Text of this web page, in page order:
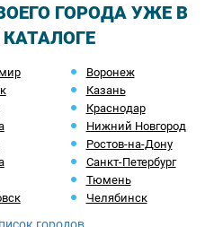
ГОРОДА УЖЕ В
Воронеж
Казань
Краснодар
Нижний Новгород
Ростов-на-Дону
Санкт-Петербург
Тюмень
Челябинск